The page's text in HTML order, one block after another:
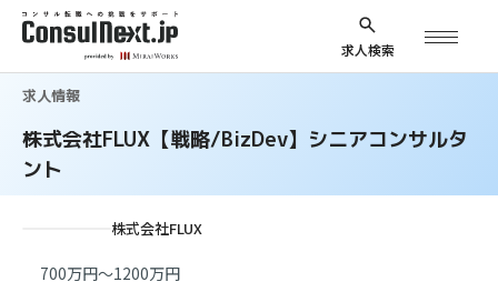
求人検索
求人情報
株式会社FLUX【戦略/BizDev】シニアコンサルタ
ント
株式会社FLUX
700万円～1200万円